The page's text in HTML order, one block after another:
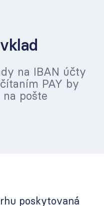
na IBAN účty
PAY by
na pošte
poskytovaná